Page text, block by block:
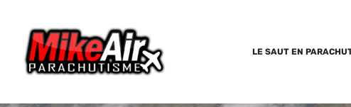
LE SAUT EN